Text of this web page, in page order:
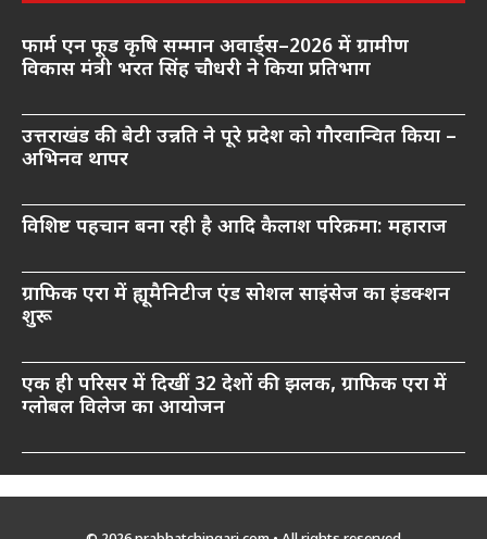
फार्म एन फूड कृषि सम्मान अवार्ड्स–2026 में ग्रामीण
विकास मंत्री भरत सिंह चौधरी ने किया प्रतिभाग
उत्तराखंड की बेटी उन्नति ने पूरे प्रदेश को गौरवान्वित किया –
अभिनव थापर
विशिष्ट पहचान बना रही है आदि कैलाश परिक्रमा: महाराज
ग्राफिक एरा में ह्यूमैनिटीज एंड सोशल साइंसेज का इंडक्शन
शुरू
एक ही परिसर में दिखीं 32 देशों की झलक, ग्राफिक एरा में
ग्लोबल विलेज का आयोजन